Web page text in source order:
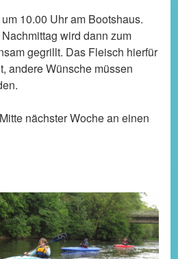
10.00 Uhr am Bootshaus.
wird dann zum
gegrillt. Das Fleisch hierfür
andere Wünsche müssen
nächster Woche an einen